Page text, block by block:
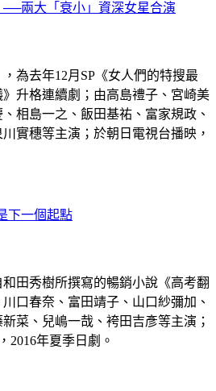
──兩大「衰小」資深女星合演
為去年12月SP《女人們的特搜最
升格連續劇；由高島禮子、宮崎美
相島一之、飯田基祐、富家規政、
實穗等主演；於朝日電視台播映，
下一個起點
和田秀樹所撰寫的暢銷小說《高考翻
口春奈、富田靖子、山口紗彌加、
菜、兒嶋一哉、袴田吉彥等主演；
2016年夏季日劇。